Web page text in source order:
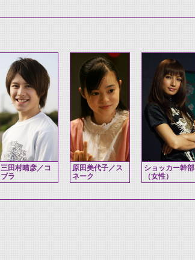
三田村晴彦／コ
ブラ
原田美代子／ス
ネーク
ショッカー幹部
（女性）